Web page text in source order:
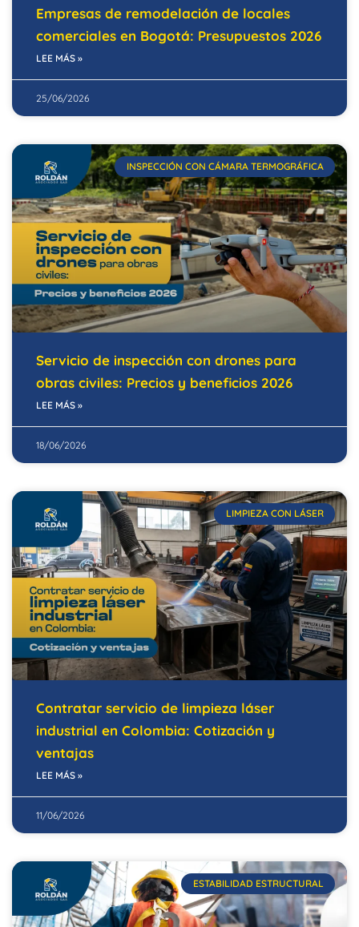
Empresas de remodelación de locales
comerciales en Bogotá: Presupuestos 2026
LEE MÁS »
25/06/2026
INSPECCIÓN CON CÁMARA TERMOGRÁFICA
Servicio de inspección con drones para
obras civiles: Precios y beneficios 2026
LEE MÁS »
18/06/2026
LIMPIEZA CON LÁSER
Contratar servicio de limpieza láser
industrial en Colombia: Cotización y
ventajas
LEE MÁS »
11/06/2026
ESTABILIDAD ESTRUCTURAL